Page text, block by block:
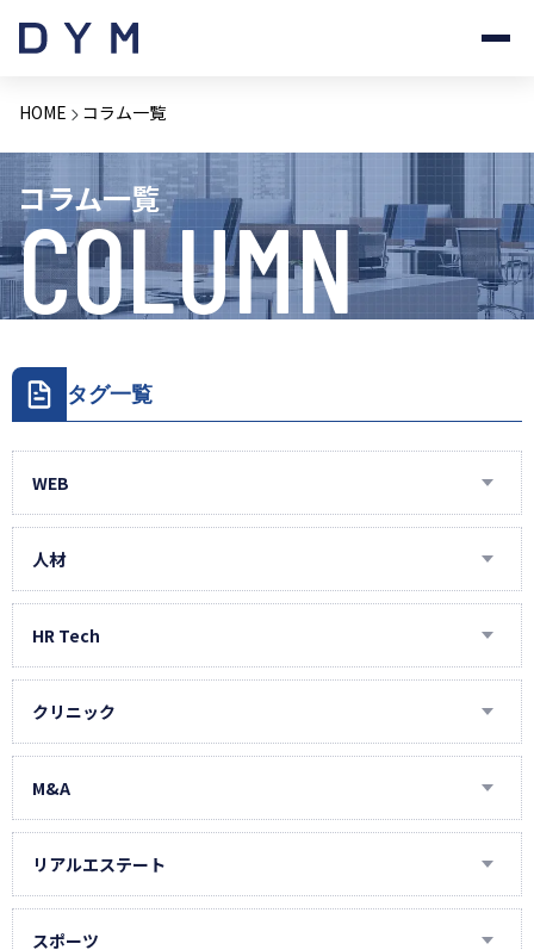
HOME コラム一覧
コラム一覧
COLUMN
タグ一覧
WEB
AIラボラトリー
DSP・ネイティブ広告
Instagram運用
LINE公式アカウント運用
ホワイトペーパー制作
TikTok運用
アドトラック
アフィリエイト
インフルエンサーキャスティング
サイト制作
人材
IT・エンジニア人材
エグゼクティブ人材
タイ人材
ハイクラス人材
介護人材
就活イベント
新卒人材
研修・人材育成
HR Tech
AI面接
Indeed
コールセンター
スタンバイ
求人ボックス
クリニック
アメリカ医療
インドネシア医療
タイ医療
ベトナム医療
M&A
M&Aコンサルティング
投資育成
リアルエステート
オフィス仲介
不動産仲介
スポーツ